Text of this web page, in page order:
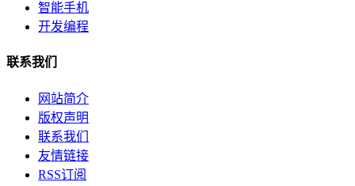
智能手机
开发编程
联系我们
网站简介
版权声明
联系我们
友情链接
RSS订阅